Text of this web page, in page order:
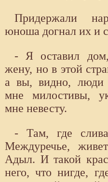
Придержали
юноша догнал их и
- Я оставил
жену, но в этой
а вы, видно, люди
мне милостивы,
мне невесту.
- Там, где
Междуречье,
Адыл. И такой
него, что нигде,